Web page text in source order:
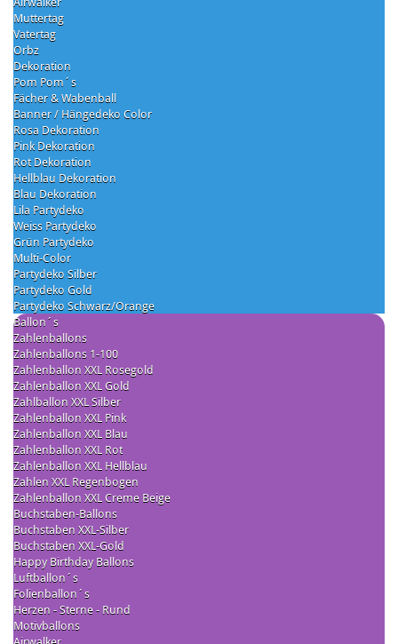
Muttertag
Vatertag
Orbz
Dekoration
Pom Pom´s
Fächer & Wabenball
Banner / Hängedeko Color
Rosa Dekoration
Pink Dekoration
Rot Dekoration
Hellblau Dekoration
Blau Dekoration
Lila Partydeko
Weiss Partydeko
Grün Partydeko
Multi-Color
Partydeko Silber
Partydeko Gold
Partydeko Schwarz/Orange
Ballon´s
Zahlenballons
Zahlenballons 1-100
Zahlenballon XXL Rosegold
Zahlenballon XXL Gold
Zahlballon XXL Silber
Zahlenballon XXL Pink
Zahlenballon XXL Blau
Zahlenballon XXL Rot
Zahlenballon XXL Hellblau
Zahlen XXL Regenbogen
Zahlenballon XXL Creme Beige
Buchstaben-Ballons
Buchstaben XXL-Silber
Buchstaben XXL-Gold
Happy Birthday Ballons
Luftballon´s
Folienballon´s
Herzen - Sterne - Rund
Motivballons